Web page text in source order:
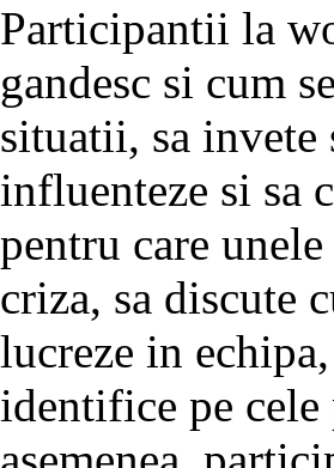
Participantii la
gandesc si cum
situatii, sa invete
influenteze si sa
pentru care
criza, sa discute
lucreze in
identifice pe cele